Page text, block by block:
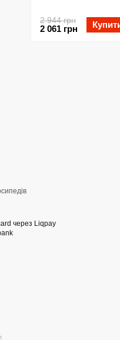
2 944 грн
2 061 грн